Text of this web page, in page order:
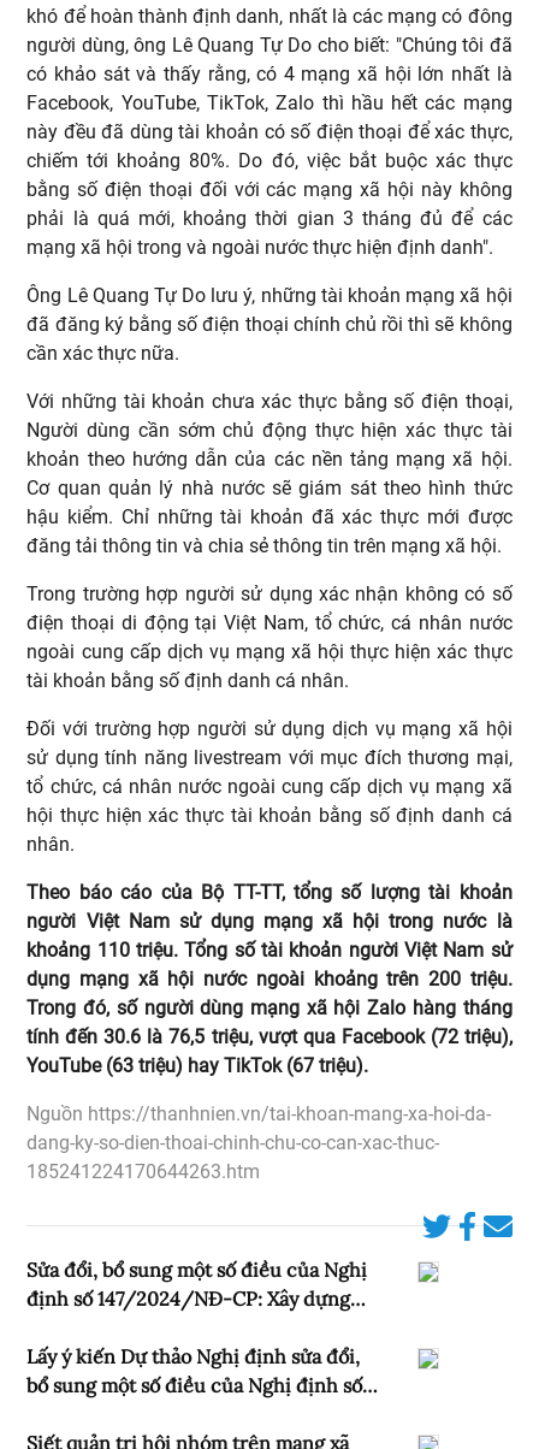
khó để hoàn thành định danh, nhất là các mạng có đông
người dùng, ông Lê Quang Tự Do cho biết: "Chúng tôi đã
có khảo sát và thấy rằng, có 4 mạng xã hội lớn nhất là
Facebook, YouTube, TikTok, Zalo thì hầu hết các mạng
này đều đã dùng tài khoản có số điện thoại để xác thực,
chiếm tới khoảng 80%. Do đó, việc bắt buộc xác thực
bằng số điện thoại đối với các mạng xã hội này không
phải là quá mới, khoảng thời gian 3 tháng đủ để các
mạng xã hội trong và ngoài nước thực hiện định danh".
Ông Lê Quang Tự Do lưu ý, những tài khoản mạng xã hội
đã đăng ký bằng số điện thoại chính chủ rồi thì sẽ không
cần xác thực nữa.
Với những tài khoản chưa xác thực bằng số điện thoại,
Người dùng cần sớm chủ động thực hiện xác thực tài
khoản theo hướng dẫn của các nền tảng mạng xã hội.
Cơ quan quản lý nhà nước sẽ giám sát theo hình thức
hậu kiểm. Chỉ những tài khoản đã xác thực mới được
đăng tải thông tin và chia sẻ thông tin trên mạng xã hội.
Trong trường hợp người sử dụng xác nhận không có số
điện thoại di động tại Việt Nam, tổ chức, cá nhân nước
ngoài cung cấp dịch vụ mạng xã hội thực hiện xác thực
tài khoản bằng số định danh cá nhân.
Đối với trường hợp người sử dụng dịch vụ mạng xã hội
sử dụng tính năng livestream với mục đích thương mại,
tổ chức, cá nhân nước ngoài cung cấp dịch vụ mạng xã
hội thực hiện xác thực tài khoản bằng số định danh cá
nhân.
Theo báo cáo của Bộ TT-TT, tổng số lượng tài khoản
người Việt Nam sử dụng mạng xã hội trong nước là
khoảng 110 triệu. Tổng số tài khoản người Việt Nam sử
dụng mạng xã hội nước ngoài khoảng trên 200 triệu.
Trong đó, số người dùng mạng xã hội Zalo hàng tháng
tính đến 30.6 là 76,5 triệu, vượt qua Facebook (72 triệu),
YouTube (63 triệu) hay TikTok (67 triệu).
Nguồn https://thanhnien.vn/tai-khoan-mang-xa-hoi-da-
dang-ky-so-dien-thoai-chinh-chu-co-can-xac-thuc-
185241224170644263.htm
Sửa đổi, bổ sung một số điều của Nghị
định số 147/2024/NĐ-CP: Xây dựng
minh bạch, ổn định
Lấy ý kiến Dự thảo Nghị định sửa đổi,
bổ sung một số điều của Nghị định số
2024 của Chính phủ quản lý, cung cấp,
Siết quản trị hội nhóm trên mạng xã